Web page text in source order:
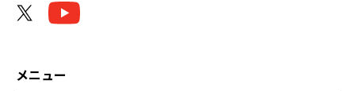
メニュー